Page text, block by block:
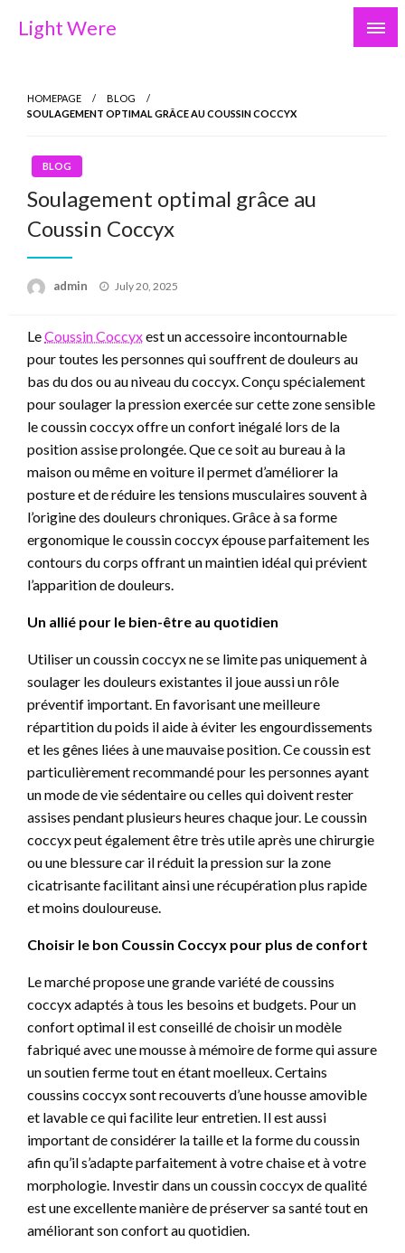
Light Were
HOMEPAGE
BLOG
SOULAGEMENT OPTIMAL GRÂCE AU COUSSIN COCCYX
BLOG
Soulagement optimal grâce au
Coussin Coccyx
admin
Posted
July 20, 2025
LeCoussin Coccyxest un accessoire incontournable
pour toutes les personnes qui souffrent de douleurs au
bas du dos ou au niveau du coccyx. Conçu spécialement
pour soulager la pression exercée sur cette zone sensible
le coussin coccyx offre un confort inégalé lors de la
position assise prolongée. Que ce soit au bureau à la
maison ou même en voiture il permet d’améliorer la
posture et de réduire les tensions musculaires souvent à
l’origine des douleurs chroniques. Grâce à sa forme
ergonomique le coussin coccyx épouse parfaitement les
contours du corps offrant un maintien idéal qui prévient
l’apparition de douleurs.
Un allié pour le bien-être au quotidien
Utiliser un coussin coccyx ne se limite pas uniquement à
soulager les douleurs existantes il joue aussi un rôle
préventif important. En favorisant une meilleure
répartition du poids il aide à éviter les engourdissements
et les gênes liées à une mauvaise position. Ce coussin est
particulièrement recommandé pour les personnes ayant
un mode de vie sédentaire ou celles qui doivent rester
assises pendant plusieurs heures chaque jour. Le coussin
coccyx peut également être très utile après une chirurgie
ou une blessure car il réduit la pression sur la zone
cicatrisante facilitant ainsi une récupération plus rapide
et moins douloureuse.
Choisir le bon Coussin Coccyx pour plus de confort
Le marché propose une grande variété de coussins
coccyx adaptés à tous les besoins et budgets. Pour un
confort optimal il est conseillé de choisir un modèle
fabriqué avec une mousse à mémoire de forme qui assure
un soutien ferme tout en étant moelleux. Certains
coussins coccyx sont recouverts d’une housse amovible
et lavable ce qui facilite leur entretien. Il est aussi
important de considérer la taille et la forme du coussin
afin qu’il s’adapte parfaitement à votre chaise et à votre
morphologie. Investir dans un coussin coccyx de qualité
est une excellente manière de préserver sa santé tout en
améliorant son confort au quotidien.